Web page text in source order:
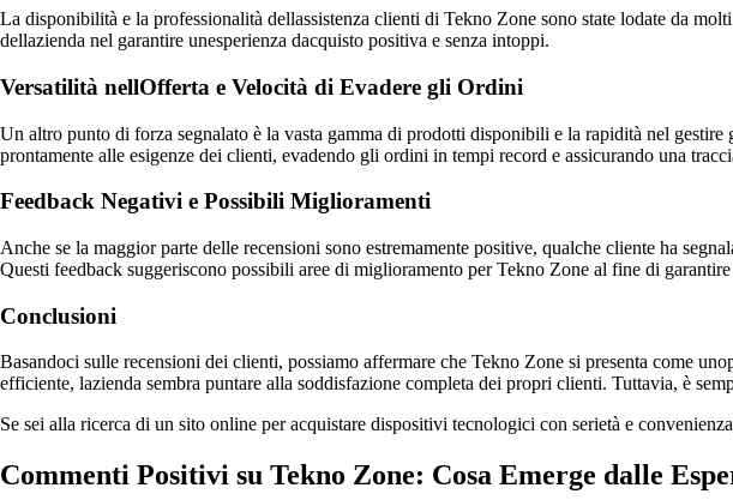
La disponibilità e la professionalità dellassistenza clienti di Tekno Zone sono state lodate da
dellazienda nel garantire unesperienza dacquisto positiva e senza intoppi.
Versatilità nellOfferta e Velocità di Evadere gli Ordini
Un altro punto di forza segnalato è la vasta gamma di prodotti disponibili e la rapidità nel
prontamente alle esigenze dei clienti, evadendo gli ordini in tempi record e assicurando una
Feedback Negativi e Possibili Miglioramenti
Anche se la maggior parte delle recensioni sono estremamente positive, qualche cliente ha
Questi feedback suggeriscono possibili aree di miglioramento per Tekno Zone al fine di
Conclusioni
Basandoci sulle recensioni dei clienti, possiamo affermare che Tekno Zone si presenta come
efficiente, lazienda sembra puntare alla soddisfazione completa dei propri clienti. Tuttavia, è
Se sei alla ricerca di un sito online per acquistare dispositivi tecnologici con serietà e
Commenti Positivi su Tekno Zone: Cosa Emerge dalle